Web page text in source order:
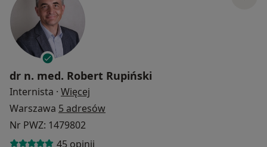
dr n. med. Robert Rupiński
Internista · Więcej
Warszawa 5 adresów
Nr PWZ: 1479802
45 opinii